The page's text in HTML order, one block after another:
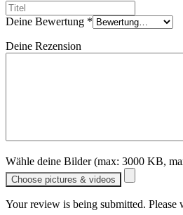
Deine Bewertung *
Deine Rezension
Wähle deine Bilder (max: 3000 KB,
Choose pictures & videos
Your review is being submitted. Please